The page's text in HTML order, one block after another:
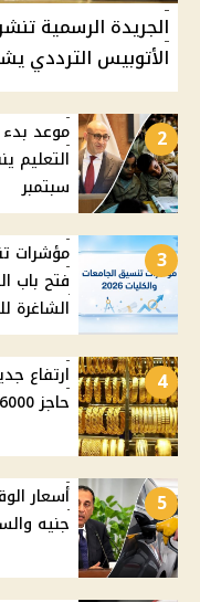
الجريدة الرسمية
الأتوبيس الترددي
2
سبتمبر
3
فتح باب
الشاغرة
4
حاجز 6000 جنيه وسط مكاسب عالمية للمعدن
5
جنيه والسولار